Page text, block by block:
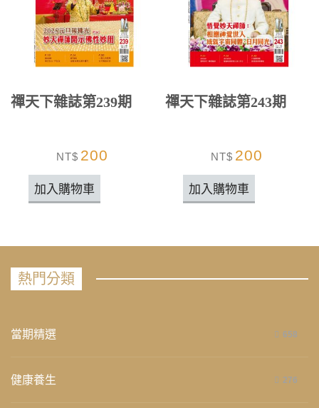
禪天下雜誌第239期
NT$ 200
加入購物車
禪天下雜誌第243期
NT$ 200
加入購物車
熱門分類
當期精選 658
健康養生 276